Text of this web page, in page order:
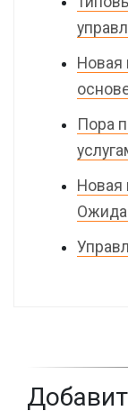
Новая
Пора
Новая